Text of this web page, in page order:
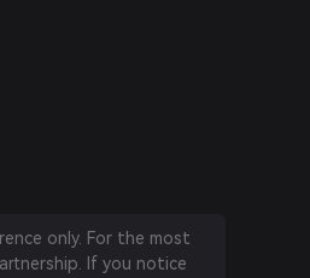
only. For the most
If you notice